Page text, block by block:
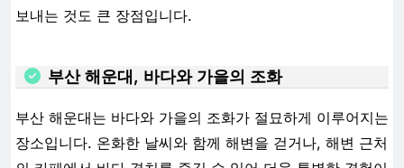
보내는 것도 큰 장점입니다.
부산 해운대, 바다와 가을의 조화
부산 해운대는 바다와 가을의 조화가 절묘하게 이루어지는
장소입니다. 온화한 날씨와 함께 해변을 걷거나, 해변 근처